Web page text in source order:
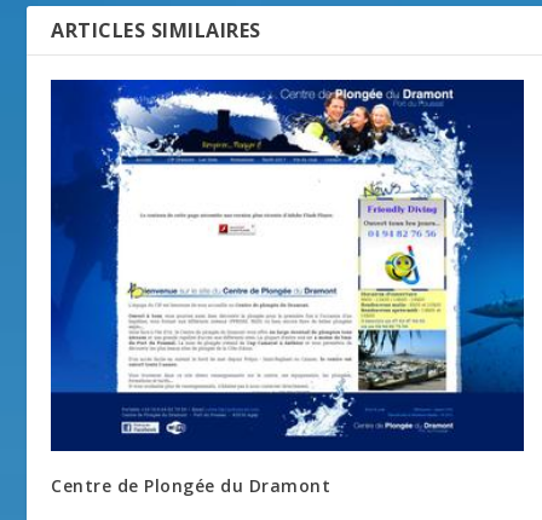
ARTICLES SIMILAIRES
Centre de Plongée du Dramont